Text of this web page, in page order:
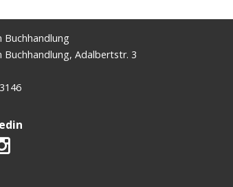
Buchhandlung
Buchhandlung, Adalbertstr. 3